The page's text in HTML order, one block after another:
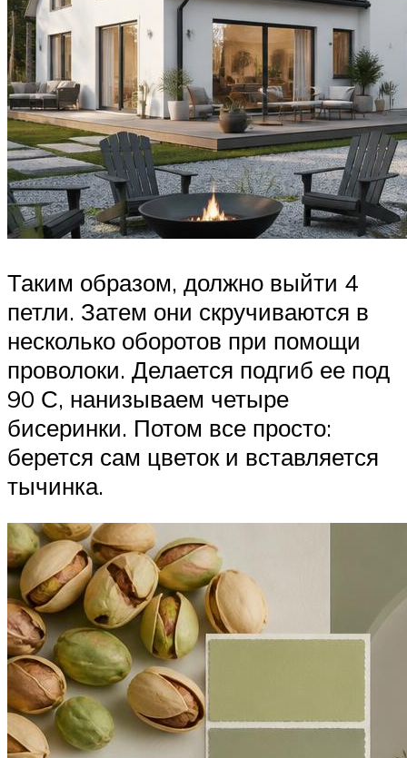
Таким образом, должно выйти 4
петли. Затем они скручиваются в
несколько оборотов при помощи
проволоки. Делается подгиб ее под
90 С, нанизываем четыре
бисеринки. Потом все просто:
берется сам цветок и вставляется
тычинка.